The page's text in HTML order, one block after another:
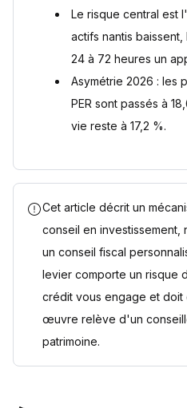
Le risque central est
actifs nantis
24 à 72 heures un
Asymétrie 2026 : les
PER sont passés à
vie reste à 17,2 %.
Cet article décrit un
conseil en investissement,
un conseil fiscal
levier comporte un risque
crédit vous engage et doit
œuvre relève d'un
patrimoine.